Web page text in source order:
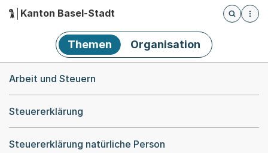
Hauptnavigation
Kanton Basel-Stadt
Öffnet
Themen Organisation
Arbeit und Steuern
Steuererklärung
Steuererklärung natürliche Person